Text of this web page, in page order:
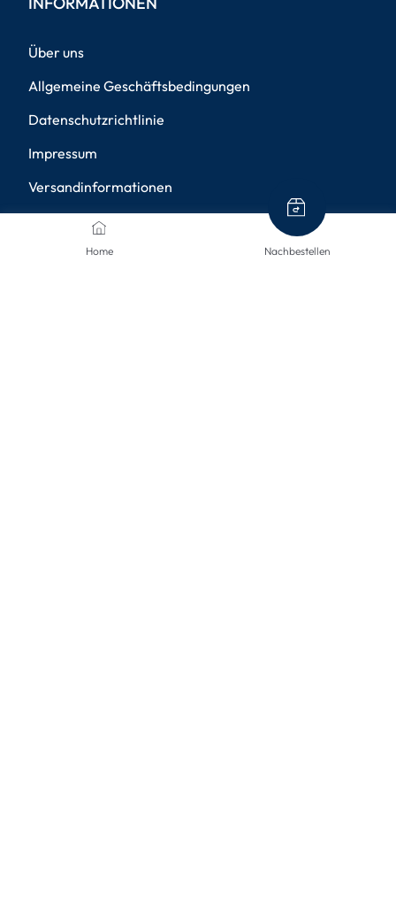
Home Nachbestellen
Über uns
Allgemeine Geschäftsbedingungen
Datenschutzrichtlinie
Impressum
Versandinformationen
Rücksendungen